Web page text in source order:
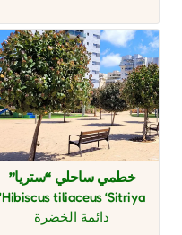
خطمي ساحلي “ستريا”
Hibiscus tiliaceus ‘Sitriya'
دائمة الخضرة